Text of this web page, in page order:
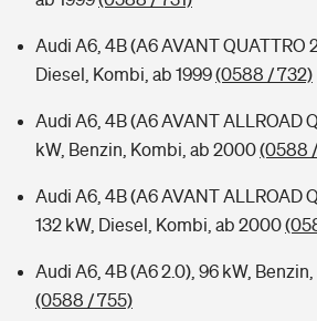
Audi A6, 4B (A6 AVANT QUATTRO
Diesel, Kombi, ab 1999(0588 / 732)
Audi A6, 4B (A6 AVANT ALLROAD
kW, Benzin, Kombi, ab 2000(0588
Audi A6, 4B (A6 AVANT ALLROAD
132 kW, Diesel, Kombi, ab 2000
Audi A6, 4B (A6 2.0), 96 kW,
(0588 / 755)